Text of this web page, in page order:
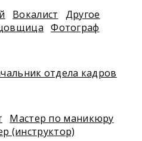
Вокалист
Другое
Фотограф
отдела кадров
Мастер по маникюру
(инструктор)